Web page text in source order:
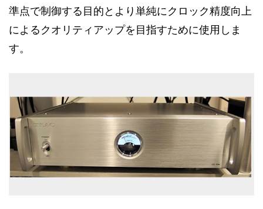
準点で制御する目的とより単純にクロック精度向上
によるクオリティアップを目指すために使用しま
す。